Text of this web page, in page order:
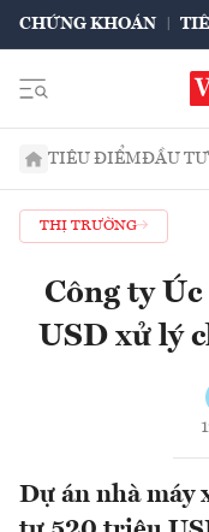
CHỨNG KHOÁN
TIÊU ĐIỂMĐẦU TƯ
THỊ TRƯỜNG
Công ty
USD xử lý
Dự án nhà máy